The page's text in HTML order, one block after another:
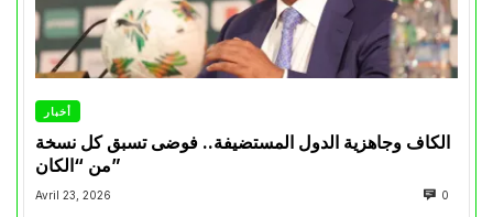
أخبار
الكاف وجاهزية الدول المستضيفة.. فوضى تسبق كل نسخة
من “الكان”
Avril 23, 2026 0